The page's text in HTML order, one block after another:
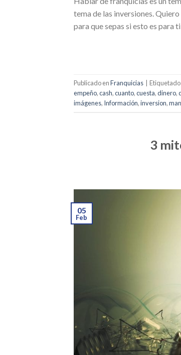
tema de las inversiones.
para que sepas si esto es
Publicado enFranquicias Etiquetado
empeño,cash,cuanto,cuesta,dinero,
imágenes, Información,inversion,
3
05
Feb